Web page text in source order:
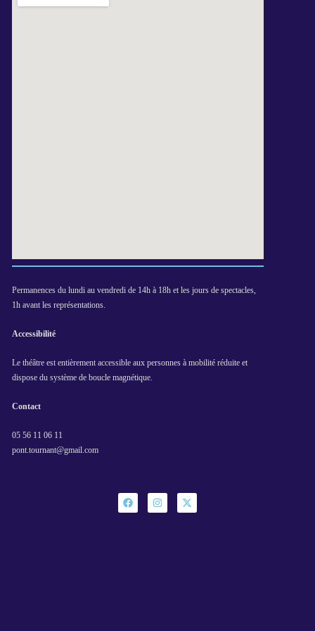
Permanences du lundi au vendredi de 14h à 18h et les jours de spectacles,
1h avant les représentations.
Accessibilité
Le théâtre est entièrement accessible aux personnes à mobilité réduite et
dispose du système de boucle magnétique.
Contact
05 56 11 06 11
pont.tournant@gmail.com